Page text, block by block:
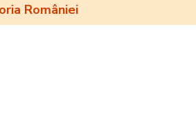
României